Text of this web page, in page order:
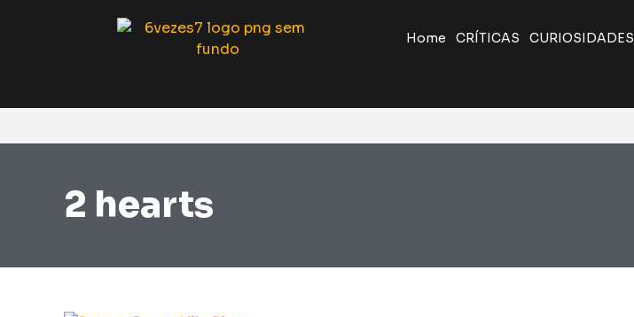
Home CRÍTICAS CURIOSIDADES
2 hearts